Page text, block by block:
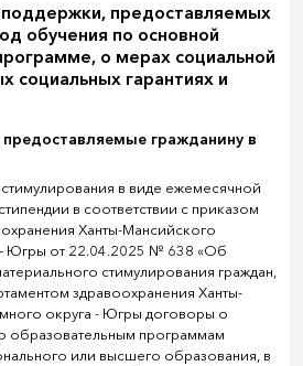
предоставляемых
обучения по основной
о мерах социальной
социальных гарантиях и
гражданину в
в виде ежемесячной
в соответствии с приказом
Ханты-Мансийского
– Югры от 22.04.2025 № 638 «Об
стимулирования граждан,
здравоохранения Ханты-
округа - Югры договоры о
образовательным программам
или высшего образования, в